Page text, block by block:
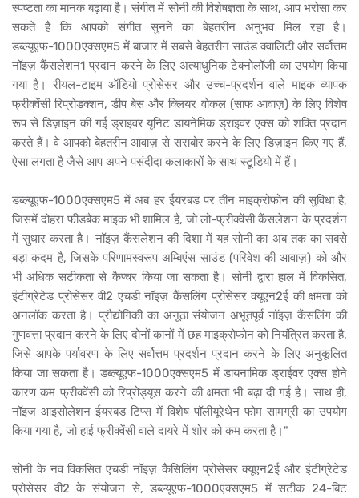
स्पष्टता का मानक बढ़ाया है। संगीत में सोनी की विशेषज्ञता के साथ, आप भरोसा कर
सकते हैं कि आपको संगीत सुनने का बेहतरीन अनुभव मिल रहा है।
डब्ल्यूएफ-1000एक्सएम5 में बाजार में सबसे बेहतरीन साउंड क्वालिटी और सर्वोत्तम
नॉइज़ कैंसलेशन1 प्रदान करने के लिए अत्याधुनिक टेक्नोलॉजी का उपयोग किया
गया है। रीयल-टाइम ऑडियो प्रोसेसर और उच्च-प्रदर्शन वाले माइक व्यापक
फ्रीक्वेंसी रिप्रोडक्शन, डीप बेस और क्लियर वोकल (साफ आवाज़) के लिए विशेष
रूप से डिज़ाइन की गई ड्राइवर यूनिट डायनेमिक ड्राइवर एक्स को शक्ति प्रदान
करते हैं। वे आपको बेहतरीन आवाज़ से सराबोर करने के लिए डिज़ाइन किए गए हैं,
ऐसा लगता है जैसे आप अपने पसंदीदा कलाकारों के साथ स्टूडियो में हैं।
डब्ल्यूएफ-1000एक्सएम5 में अब हर ईयरबड पर तीन माइक्रोफोन की सुविधा है,
जिसमें दोहरा फीडबैक माइक भी शामिल है, जो लो-फ्रीक्वेंसी कैंसलेशन के प्रदर्शन
में सुधार करता है। नॉइज़ कैंसलेशन की दिशा में यह सोनी का अब तक का सबसे
बड़ा कदम है, जिसके परिणामस्वरूप अम्बिएंस साउंड (परिवेश की आवाज़) को और
भी अधिक सटीकता से कैप्चर किया जा सकता है। सोनी द्वारा हाल में विकसित,
इंटीग्रेटेड प्रोसेसर वी2 एचडी नॉइज़ कैंसलिंग प्रोसेसर क्यूएन2ई की क्षमता को
अनलॉक करता है। प्रौद्योगिकी का अनूठा संयोजन अभूतपूर्व नॉइज़ कैंसलिंग की
गुणवत्ता प्रदान करने के लिए दोनों कानों में छह माइक्रोफोन को नियंत्रित करता है,
जिसे आपके पर्यावरण के लिए सर्वोत्तम प्रदर्शन प्रदान करने के लिए अनुकूलित
किया जा सकता है। डब्ल्यूएफ-1000एक्सएम5 में डायनामिक ड्राईवर एक्स होने
कारण कम फ्रीक्वेंसी को रिप्रोड्यूस करने की क्षमता भी बढ़ा दी गई है। साथ ही,
नॉइज आइसोलेशन ईयरबड टिप्स में विशेष पॉलीयूरेथेन फोम सामग्री का उपयोग
किया गया है, जो हाई फ्रीक्वेंसी वाले दायरे में शोर को कम करता है।"
सोनी के नव विकसित एचडी नॉइज़ कैंसिलिंग प्रोसेसर क्यूएन2ई और इंटीग्रेटेड
प्रोसेसर वी2 के संयोजन से, डब्ल्यूएफ-1000एक्सएम5 में सटीक 24-बिट